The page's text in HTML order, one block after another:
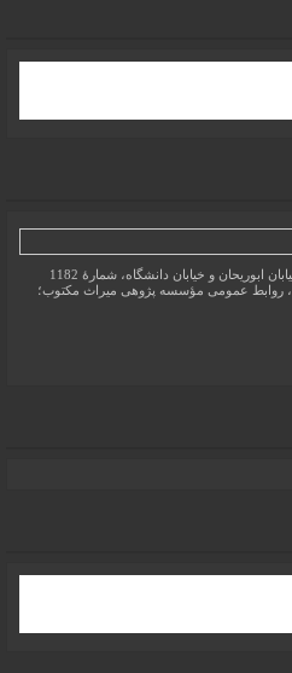
تهران، خیابان انقلاب اسلامی، بین خیابان ابوریحان و خیابان دانشگاه، شمارۀ 1182
(ساختمان فروردین)، طبقۀ دوم، واحد 8 ، روابط عمومی مؤسسه پژوهی میراث مکتوب؛